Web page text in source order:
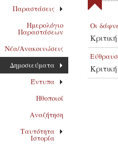
Παραστάσεις
Ημερολόγιο
Παραστάσεων
Νέα/Ανακοινώσεις
Δημοσιεύματα
Έντυπα
Ηθοποιοί
Αναζήτηση
Ταυτότητα
Ιστορία
Οι